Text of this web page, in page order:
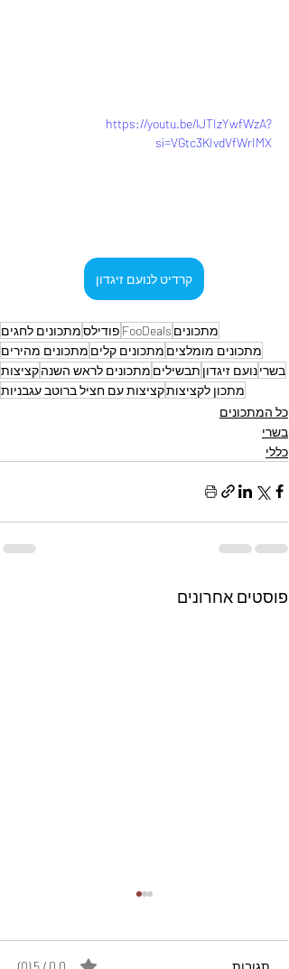
https://youtu.be/lJTIzYwfWzA?
si=VGtc3KIvdVfWrIMX
קרדיט לנועם זיגדון
מתכונים FooDeals פודילסמתכונים לחגים
מתכונים מומלצים מתכונים קלים מתכונים מהירים
בשרינועם זיגדון תבשילים מתכונים לראש השנהקציצות
מתכון לקציצותקציצות עם חציל ברוטב עגבניות
כל המתכונים
בשרי
כללי
פוסטים אחרונים
תגובות 0.0 / 5 ‏(0)